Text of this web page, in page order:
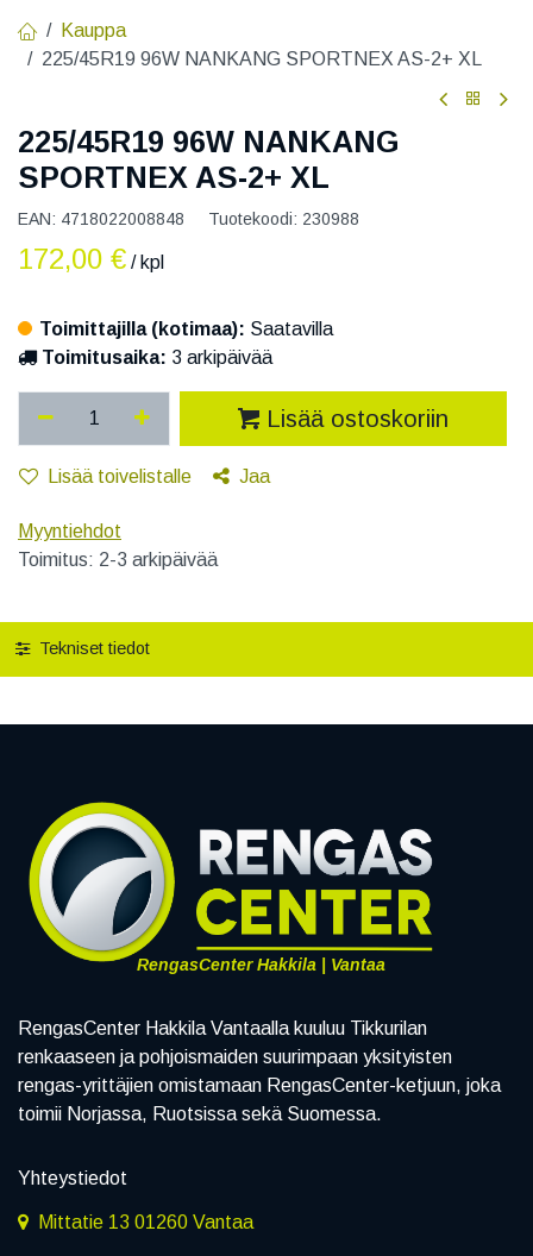
Kauppa
225/45R19 96W NANKANG SPORTNEX AS-2+ XL
225/45R19 96W NANKANG
SPORTNEX AS-2+ XL
EAN: 4718022008848 Tuotekoodi: 230988
172,00 € / kpl
Toimittajilla (kotimaa): Saatavilla
Toimitusaika: 3 arkipäivää
Lisää ostoskoriin
Lisää toivelistalle Jaa
Myyntiehdot
Toimitus: 2-3 arkipäivää
Tekniset tiedot
RengasCenter Hakkila | Vantaa
RengasCenter Hakkila Vantaalla kuuluu Tikkurilan
renkaaseen ja pohjoismaiden suurimpaan yksityisten
rengas-yrittäjien omistamaan RengasCenter-ketjuun, joka
toimii Norjassa, Ruotsissa sekä Suomessa.
Yhteystiedot
Mittatie 13 01260 Vantaa